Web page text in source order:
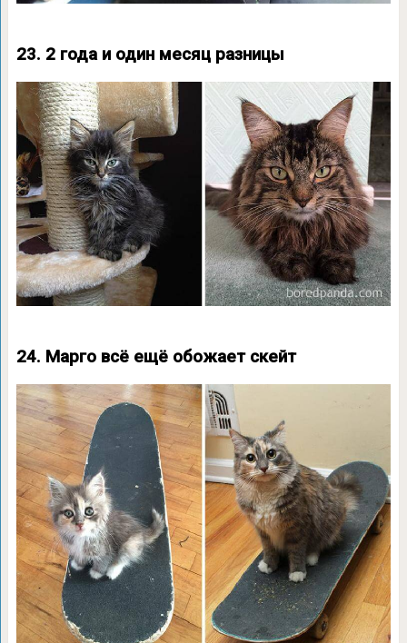
23. 2 года и один месяц разницы
24. Марго всё ещё обожает скейт